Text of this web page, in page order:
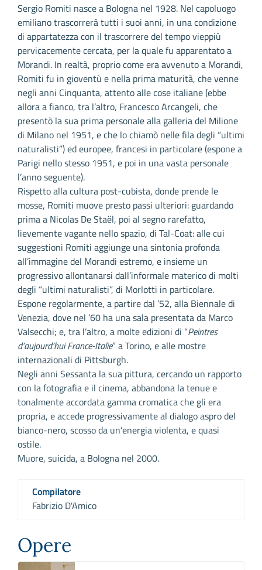
Sergio Romiti nasce a Bologna nel 1928. Nel capoluogo
emiliano trascorrerà tutti i suoi anni, in una condizione
di appartatezza con il trascorrere del tempo vieppiù
pervicacemente cercata, per la quale fu apparentato a
Morandi. In realtà, proprio come era avvenuto a Morandi,
Romiti fu in gioventù e nella prima maturità, che venne
negli anni Cinquanta, attento alle cose italiane (ebbe
allora a fianco, tra l’altro, Francesco Arcangeli, che
presentò la sua prima personale alla galleria del Milione
di Milano nel 1951, e che lo chiamò nelle fila degli “ultimi
naturalisti”) ed europee, francesi in particolare (espone a
Parigi nello stesso 1951, e poi in una vasta personale
l’anno seguente).
Rispetto alla cultura post-cubista, donde prende le
mosse, Romiti muove presto passi ulteriori: guardando
prima a Nicolas De Staël, poi al segno rarefatto,
lievemente vagante nello spazio, di Tal-Coat: alle cui
suggestioni Romiti aggiunge una sintonia profonda
all’immagine del Morandi estremo, e insieme un
progressivo allontanarsi dall’informale materico di molti
degli “ultimi naturalisti”, di Morlotti in particolare.
Espone regolarmente, a partire dal ’52, alla Biennale di
Venezia, dove nel ’60 ha una sala presentata da Marco
Valsecchi; e, tra l’altro, a molte edizioni di “Peintres
d’aujourd’hui France-Italie” a Torino, e alle mostre
internazionali di Pittsburgh.
Negli anni Sessanta la sua pittura, cercando un rapporto
con la fotografia e il cinema, abbandona la tenue e
tonalmente accordata gamma cromatica che gli era
propria, e accede progressivamente al dialogo aspro del
bianco-nero, scosso da un’energia violenta, e quasi
ostile.
Muore, suicida, a Bologna nel 2000.
Compilatore
Fabrizio D'Amico
Opere